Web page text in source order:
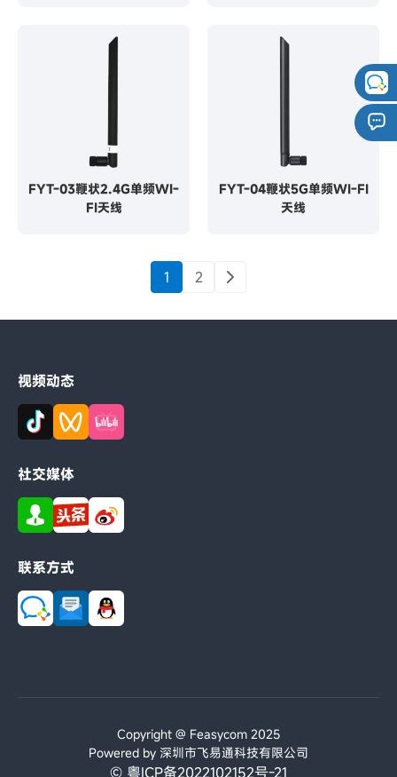
FYT-03鞭状2.4G单频WI-
FI天线
FYT-04鞭状5G单频WI-FI
天线
1 2
视频动态
社交媒体
联系方式
Copyright @ Feasycom 2025
Powered by 深圳市飞易通科技有限公司
© 粤ICP备2022102152号-21